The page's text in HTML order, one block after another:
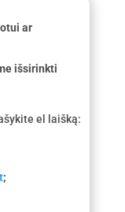
ar
išsirinkti
el laišką:
;